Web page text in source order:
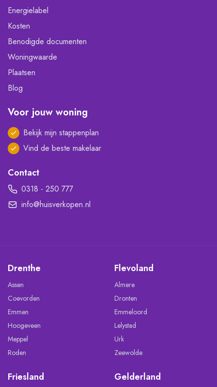
Energielabel
Kosten
Benodigde documenten
Woningwaarde
Plaatsen
Blog
Voor jouw woning
Bekijk mijn stappenplan
Vind de beste makelaar
Contact
0318 - 250 777
info@huisverkopen.nl
Drenthe
Assen
Coevorden
Emmen
Hoogeveen
Meppel
Roden
Flevoland
Almere
Dronten
Emmeloord
Lelystad
Urk
Zeewolde
Friesland Gelderland